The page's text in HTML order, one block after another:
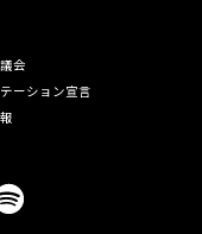
会
ーション宣言